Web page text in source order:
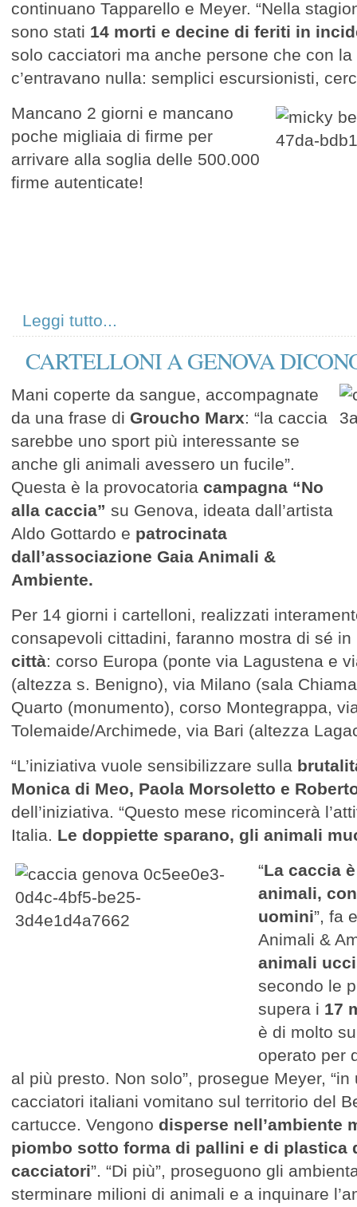
continuano Tapparello e Meyer. “Nella
sono stati 14 morti e decine di feriti in
solo cacciatori ma anche persone che con
c’entravano nulla: semplici escursionisti,
Mancano 2 giorni e mancano
poche migliaia di firme per
arrivare alla soglia delle 500.000
firme autenticate!
Leggi tutto...
CARTELLONI A GENOVA
Mani coperte da sangue, accompagnate
da una frase di Groucho Marx: “la caccia
sarebbe uno sport più interessante se
anche gli animali avessero un fucile”.
Questa è la provocatoria campagna “No
alla caccia” su Genova, ideata dall’artista
Aldo Gottardo e patrocinata
dall’associazione Gaia Animali &
Ambiente.
Per 14 giorni i cartelloni, realizzati
consapevoli cittadini, faranno mostra di sé in
città: corso Europa (ponte via Lagustena e
(altezza s. Benigno), via Milano (sala
Quarto (monumento), corso Montegrappa,
Tolemaide/Archimede, via Bari (altezza
“L’iniziativa vuole sensibilizzare sulla
Monica di Meo, Paola Morsoletto e
dell’iniziativa. “Questo mese ricomincerà
Italia. Le doppiette sparano, gli animali
“La caccia
animali,
uomini”, fa
Animali &
animali
secondo le
supera i 17
è di molto
operato per
al più presto. Non solo”, prosegue Meyer,
cacciatori italiani vomitano sul territorio del
cartucce. Vengono disperse nell’ambiente
piombo sotto forma di pallini e di plastica
cacciatori”. “Di più”, proseguono gli
sterminare milioni di animali e a inquinare